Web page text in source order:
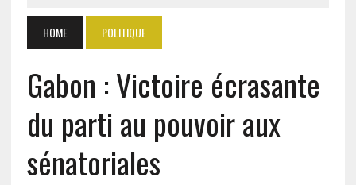
HOME POLITIQUE
Gabon : Victoire écrasante
du parti au pouvoir aux
sénatoriales